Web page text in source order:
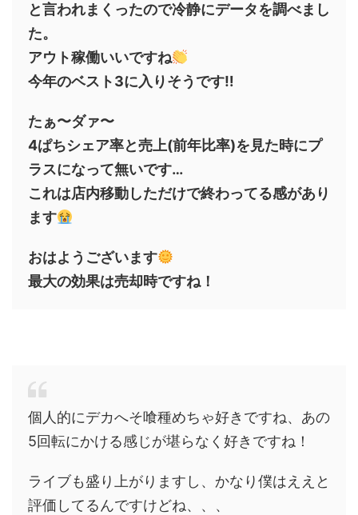
と言われまくったので冷静にデータを調べまし
た。
アウト稼働いいですね
今年のベスト3に入りそうです‼︎
たぁ〜ダァ〜
4ぱちシェア率と売上(前年比率)を見た時にプ
ラスになって無いです…
これは店内移動しただけで終わってる感があり
ます
おはようございます
最大の効果は売却時ですね！
個人的にデカへそ喰種めちゃ好きですね、あの
5回転にかける感じが堪らなく好きですね！
ライブも盛り上がりますし、かなり僕はええと
評価してるんですけどね、、、